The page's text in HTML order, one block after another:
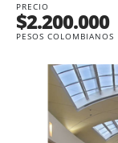
PRECIO
$2.200.000
PESOS COLOMBIANOS